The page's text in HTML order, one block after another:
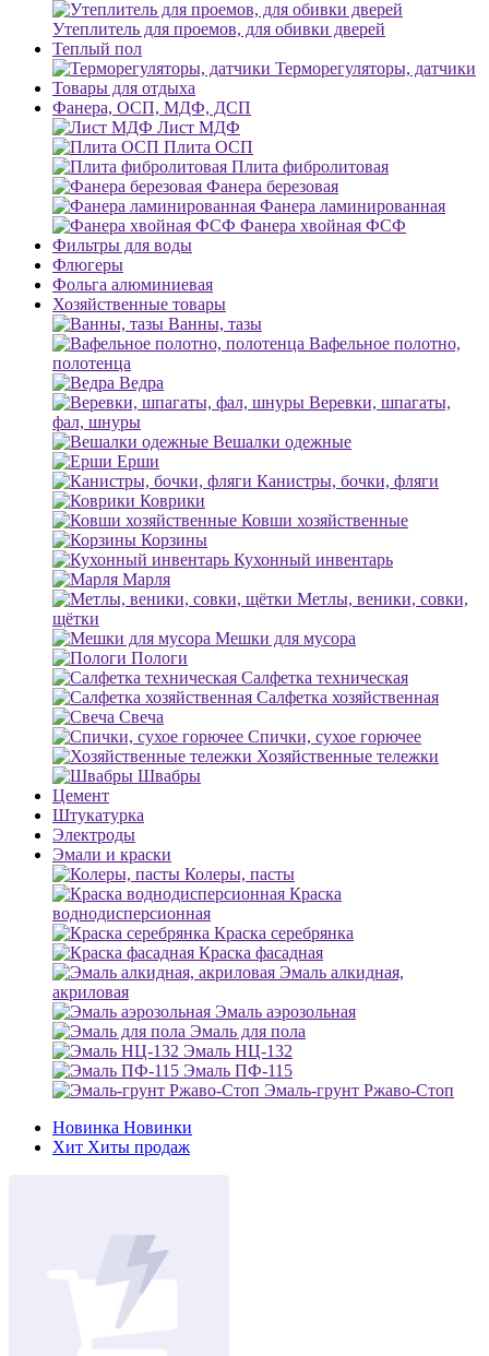
Утеплитель для проемов, для обивки дверей
Теплый пол
Терморегуляторы, датчики
Товары для отдыха
Фанера, ОСП, МДФ, ДСП
Лист МДФ
Плита ОСП
Плита фибролитовая
Фанера березовая
Фанера ламинированная
Фанера хвойная ФСФ
Фильтры для воды
Флюгеры
Фольга алюминиевая
Хозяйственные товары
Ванны, тазы
Вафельное полотно,
полотенца
Ведра
Веревки, шпагаты,
фал, шнуры
Вешалки одежные
Ерши
Канистры, бочки, фляги
Коврики
Ковши хозяйственные
Корзины
Кухонный инвентарь
Марля
Метлы, веники, совки,
щётки
Мешки для мусора
Пологи
Салфетка техническая
Салфетка хозяйственная
Свеча
Спички, сухое горючее
Хозяйственные тележки
Швабры
Цемент
Штукатурка
Электроды
Эмали и краски
Колеры, пасты
Краска
воднодисперсионная
Краска серебрянка
Краска фасадная
Эмаль алкидная,
акриловая
Эмаль аэрозольная
Эмаль для пола
Эмаль НЦ-132
Эмаль ПФ-115
Эмаль-грунт Ржаво-Стоп
Новинка Новинки
Хит Хиты продаж